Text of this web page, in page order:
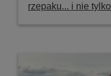
rzepaku... i nie tylko